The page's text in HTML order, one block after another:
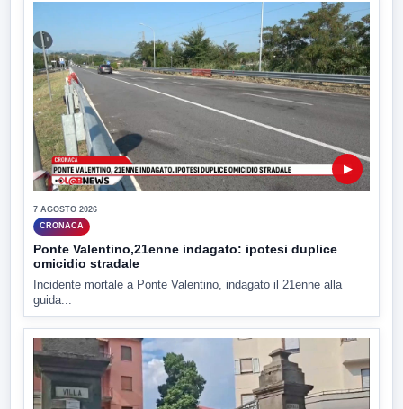
▶
7 AGOSTO 2026
CRONACA
Ponte Valentino,21enne indagato: ipotesi duplice
omicidio stradale
Incidente mortale a Ponte Valentino, indagato il 21enne alla
guida...